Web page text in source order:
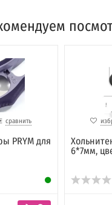
сравнить
PRYM для
6*7мм,